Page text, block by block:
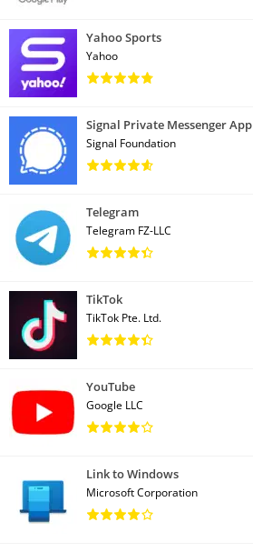
Yahoo Sports
Yahoo
Signal Private Messenger App
Signal Foundation
Telegram
Telegram FZ-LLC
TikTok
TikTok Pte. Ltd.
YouTube
Google LLC
Link to Windows
Microsoft Corporation